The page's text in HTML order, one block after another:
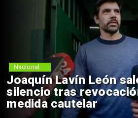
Joaquín Lavín León
silencio tras
medida cautelar
Nacional